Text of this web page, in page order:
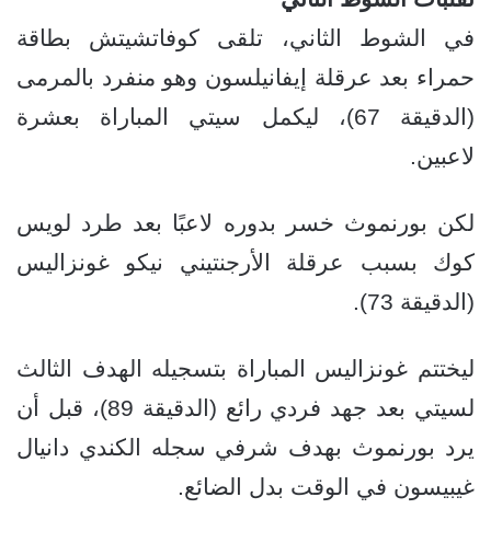
في الشوط الثاني، تلقى كوفاتشيتش بطاقة
حمراء بعد عرقلة إيفانيلسون وهو منفرد بالمرمى
(الدقيقة 67)، ليكمل سيتي المباراة بعشرة
لاعبين.
لكن بورنموث خسر بدوره لاعبًا بعد طرد لويس
كوك بسبب عرقلة الأرجنتيني نيكو غونزاليس
(الدقيقة 73).
ليختتم غونزاليس المباراة بتسجيله الهدف الثالث
لسيتي بعد جهد فردي رائع (الدقيقة 89)، قبل أن
يرد بورنموث بهدف شرفي سجله الكندي دانيال
غيبيسون في الوقت بدل الضائع.